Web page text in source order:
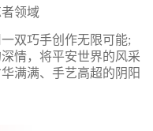
领域
双巧手创作无限可能;
情，将平安世界的风采
满满、手艺高超的阴阳